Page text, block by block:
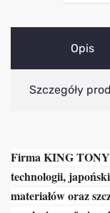
Opis
Szczegóły
Firma KING TONY
technologii,
materiałów oraz